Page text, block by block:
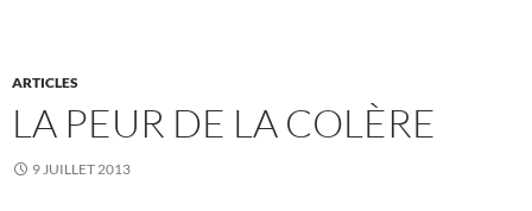
ARTICLES
LA PEUR DE LA COLÈRE
9 JUILLET 2013